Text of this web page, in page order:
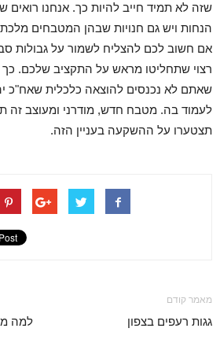
שזה לא תמיד חייב להיות כך. אנחנו רואים
הנחות ויש גם חנויות שבהן המטבחים
אם חשוב לכם להצליח לשמור על גבולות
רצוי שתחליטו מראש על התקציב שלכם. כך
שאתם לא נכנסים להוצאה כלכלית שאח"כ
לעמוד בה. מטבח חדש, מודרני ומעוצב זה
תצטערו על ההשקעה בעניין הזה.
מאמר קודם
גגות רעפים בצפון
למה